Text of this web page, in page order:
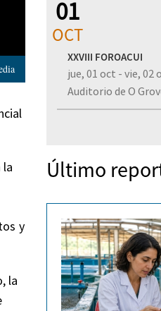
y
la
01
OCT
XXVIII FOROACUI
jue, 01 oct - vie, 02
Auditorio de O
Último